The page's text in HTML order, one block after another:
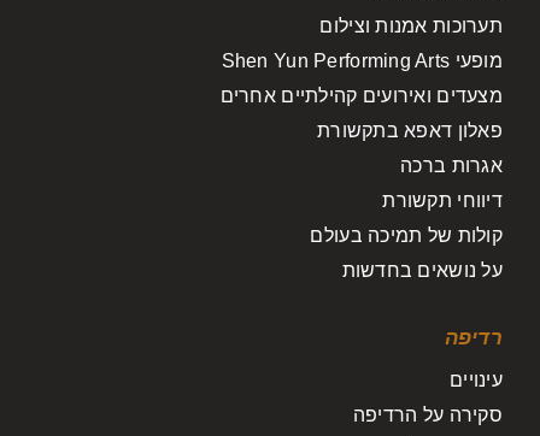
תערוכות אמנות וצילום
מופעי Shen Yun Performing Arts
מצעדים ואירועים קהילתיים אחרים
פאלון דאפא בתקשורת
אגרות ברכה
דיווחי תקשורת
קולות של תמיכה בעולם
על נושאים בחדשות
רדיפה
עינויים
סקירה על הרדיפה